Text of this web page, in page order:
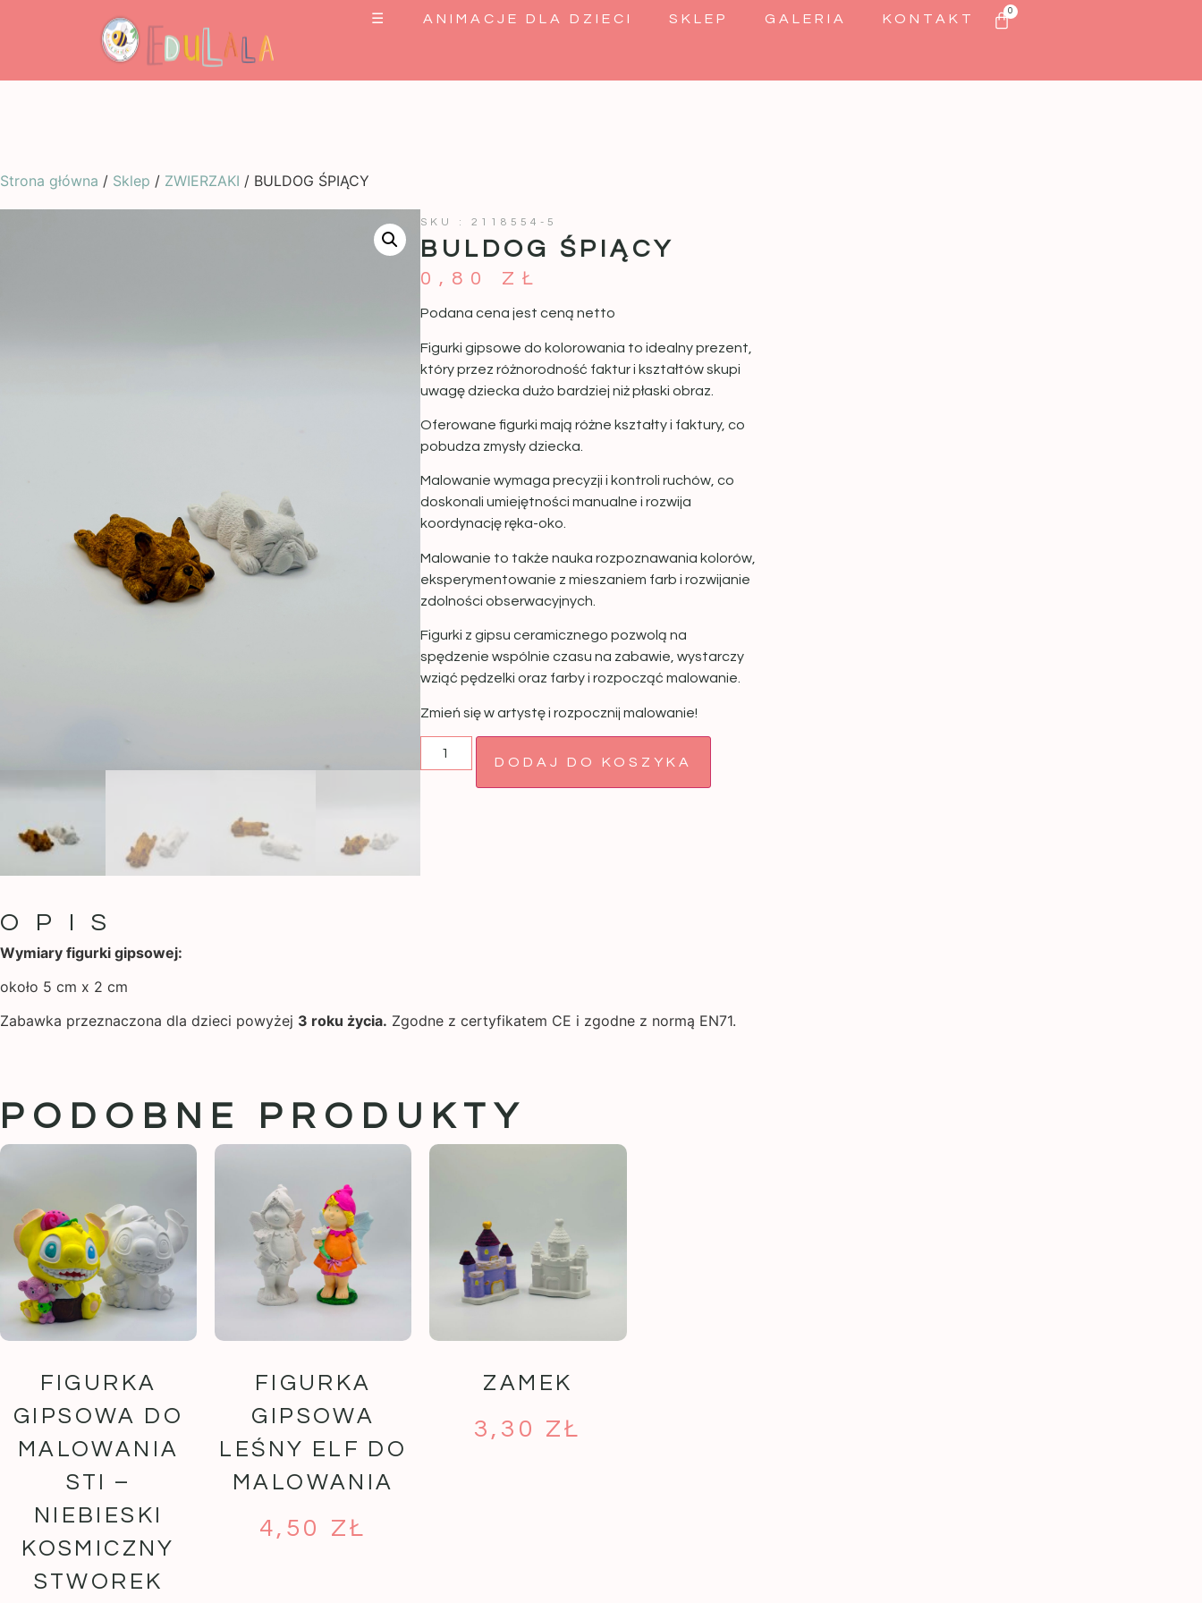
☰ ANIMACJE DLA DZIECI SKLEP GALERIA KONTAKT
0
Strona główna / Sklep / ZWIERZAKI / BULDOG ŚPIĄCY
SKU : 2118554-5
BULDOG ŚPIĄCY
0,80 ZŁ
Podana cena jest ceną netto
Figurki gipsowe do kolorowania to idealny prezent,
który przez różnorodność faktur i kształtów skupi
uwagę dziecka dużo bardziej niż płaski obraz.
Oferowane figurki mają różne kształty i faktury, co
pobudza zmysły dziecka.
Malowanie wymaga precyzji i kontroli ruchów, co
doskonali umiejętności manualne i rozwija
koordynację ręka-oko.
Malowanie to także nauka rozpoznawania kolorów,
eksperymentowanie z mieszaniem farb i rozwijanie
zdolności obserwacyjnych.
Figurki z gipsu ceramicznego pozwolą na
spędzenie wspólnie czasu na zabawie, wystarczy
wziąć pędzelki oraz farby i rozpocząć malowanie.
Zmień się w artystę i rozpocznij malowanie!
DODAJ DO KOSZYKA
OPIS
Wymiary figurki gipsowej:
około 5 cm x 2 cm
Zabawka przeznaczona dla dzieci powyżej 3 roku życia. Zgodne z certyfikatem CE i zgodne z normą EN71.
PODOBNE PRODUKTY
FIGURKA
GIPSOWA DO
MALOWANIA
STI –
NIEBIESKI
KOSMICZNY
STWOREK
FIGURKA
GIPSOWA
LEŚNY ELF DO
MALOWANIA
4,50 ZŁ
ZAMEK
3,30 ZŁ